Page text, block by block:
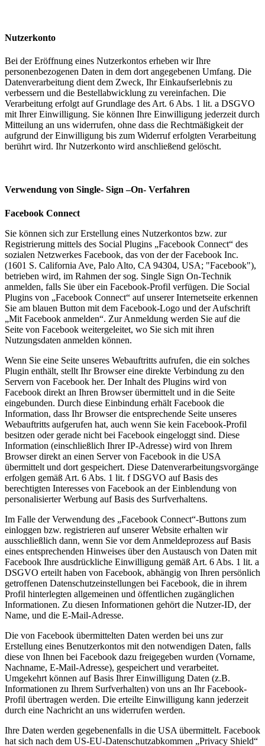
Nutzerkonto
Bei der Eröffnung eines Nutzerkontos erheben wir Ihre
personenbezogenen Daten in dem dort angegebenen Umfang. Die
Datenverarbeitung dient dem Zweck, Ihr Einkaufserlebnis zu
verbessern und die Bestellabwicklung zu vereinfachen. Die
Verarbeitung erfolgt auf Grundlage des Art. 6 Abs. 1 lit. a DSGVO
mit Ihrer Einwilligung. Sie können Ihre Einwilligung jederzeit durch
Mitteilung an uns widerrufen, ohne dass die Rechtmäßigkeit der
aufgrund der Einwilligung bis zum Widerruf erfolgten Verarbeitung
berührt wird. Ihr Nutzerkonto wird anschließend gelöscht.
Verwendung von Single- Sign –On- Verfahren
Facebook Connect
Sie können sich zur Erstellung eines Nutzerkontos bzw. zur
Registrierung mittels des Social Plugins „Facebook Connect“ des
sozialen Netzwerkes Facebook, das von der der Facebook Inc.
(1601 S. California Ave, Palo Alto, CA 94304, USA; "Facebook"),
betrieben wird, im Rahmen der sog. Single Sign On-Technik
anmelden, falls Sie über ein Facebook-Profil verfügen. Die Social
Plugins von „Facebook Connect“ auf unserer Internetseite erkennen
Sie am blauen Button mit dem Facebook-Logo und der Aufschrift
„Mit Facebook anmelden“. Zur Anmeldung werden Sie auf die
Seite von Facebook weitergeleitet, wo Sie sich mit ihren
Nutzungsdaten anmelden können.
Wenn Sie eine Seite unseres Webauftritts aufrufen, die ein solches
Plugin enthält, stellt Ihr Browser eine direkte Verbindung zu den
Servern von Facebook her. Der Inhalt des Plugins wird von
Facebook direkt an Ihren Browser übermittelt und in die Seite
eingebunden. Durch diese Einbindung erhält Facebook die
Information, dass Ihr Browser die entsprechende Seite unseres
Webauftritts aufgerufen hat, auch wenn Sie kein Facebook-Profil
besitzen oder gerade nicht bei Facebook eingeloggt sind. Diese
Information (einschließlich Ihrer IP-Adresse) wird von Ihrem
Browser direkt an einen Server von Facebook in die USA
übermittelt und dort gespeichert. Diese Datenverarbeitungsvorgänge
erfolgen gemäß Art. 6 Abs. 1 lit. f DSGVO auf Basis des
berechtigten Interesses von Facebook an der Einblendung von
personalisierter Werbung auf Basis des Surfverhaltens.
Im Falle der Verwendung des „Facebook Connect“-Buttons zum
einloggen bzw. registrieren auf unserer Website erhalten wir
ausschließlich dann, wenn Sie vor dem Anmeldeprozess auf Basis
eines entsprechenden Hinweises über den Austausch von Daten mit
Facebook Ihre ausdrückliche Einwilligung gemäß Art. 6 Abs. 1 lit. a
DSGVO erteilt haben von Facebook, abhängig von Ihren persönlich
getroffenen Datenschutzeinstellungen bei Facebook, die in ihrem
Profil hinterlegten allgemeinen und öffentlichen zugänglichen
Informationen. Zu diesen Informationen gehört die Nutzer-ID, der
Name, und die E-Mail-Adresse.
Die von Facebook übermittelten Daten werden bei uns zur
Erstellung eines Benutzerkontos mit den notwendigen Daten, falls
diese von Ihnen bei Facebook dazu freigegeben wurden (Vorname,
Nachname, E-Mail-Adresse), gespeichert und verarbeitet.
Umgekehrt können auf Basis Ihrer Einwilligung Daten (z.B.
Informationen zu Ihrem Surfverhalten) von uns an Ihr Facebook-
Profil übertragen werden. Die erteilte Einwilligung kann jederzeit
durch eine Nachricht an uns widerrufen werden.
Ihre Daten werden gegebenenfalls in die USA übermittelt. Facebook
hat sich nach dem US-EU-Datenschutzabkommen „Privacy Shield“